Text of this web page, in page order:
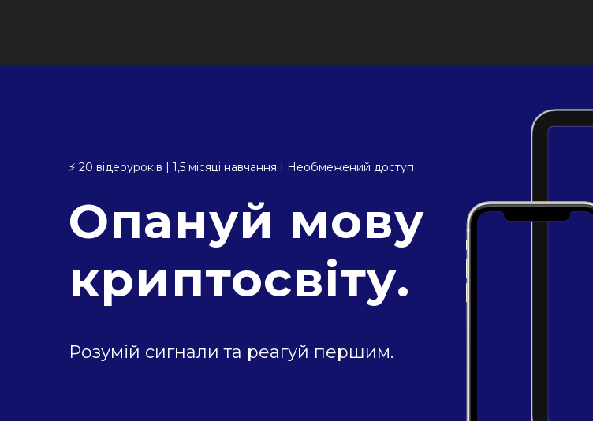
⚡ 20 відеоуроків | 1,5 місяці навчання | Необмежений доступ
Опануй мову
криптосвіту.
Розумій сигнали та реагуй першим.